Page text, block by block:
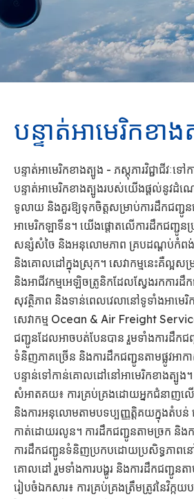
បន្ទាត់អាមេរិកខាង
បន្ទាត់អាមេរិកខាងត្បូង - ភស្តុភារវិជ្ជាជីវៈទ
បន្ទាត់អាមេរិកខាងត្បូងរបស់យើងផ្តល់នូវ
ទូលាយ និងគួរឱ្យទុកចិត្តសម្រាប់ការដឹកជញ្ជូ
អាមេរិកឡាទីន។ យើងផ្តោតលើការដឹកជញ្ជូ
សន្សំសំចៃ និងអនុលោមភាព គ្របដណ្តប់កំពង់
និងគោលដៅក្នុងស្រុក។ សេវាកម្មនេះគឺល្អសម្
និងអាជីវកម្មអេឡិចត្រូនិកដែលស្វែងរកការ
សុវត្ថិភាព និងទាន់ពេលវេលានៅទូទាំងអាមេ
សេវាកម្ម Ocean & Air Freight
ជញ្ជូនដែលអាចបត់បែនបាន រួមទាំងការដឹក
ទំនិញភាគច្រើន និងការដឹកជញ្ជូនតាមផ្លូវអា
បន្ទាន់ទៅកាន់គោលដៅនៅអាមេរិកខាងត្បូ
សំអាតគយ៖ ការគ្រប់គ្រងដោយអ្នកជំនាញ
និងការអនុលោមតាមបទប្បញ្ញត្តិគយក្នុងតំបន់ ដ
កាត់ដោយរលូន។ ការដឹកជញ្ជូនតាមច្រក និងក
ការដឹកជញ្ជូនទំនិញប្រកបដោយប្រសិទ្ធភាពន
គោលដៅ រួមទាំងការបង្ហូរ និងការដឹកជញ្ជូន
រៀបចំឯកសារ៖ ការគ្រប់គ្រងត្រឹមត្រូវនៃវិក្ក